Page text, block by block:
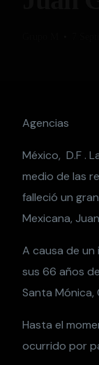
Agencias
México, D.F .
medio de las
falleció un
Mexicana,
A causa de un
sus 66 años
Santa Mónica,
Hasta el
ocurrido por